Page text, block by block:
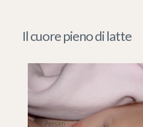
Il cuore pieno di latte